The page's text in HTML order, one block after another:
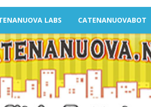
LABS CATENANUOVABOT